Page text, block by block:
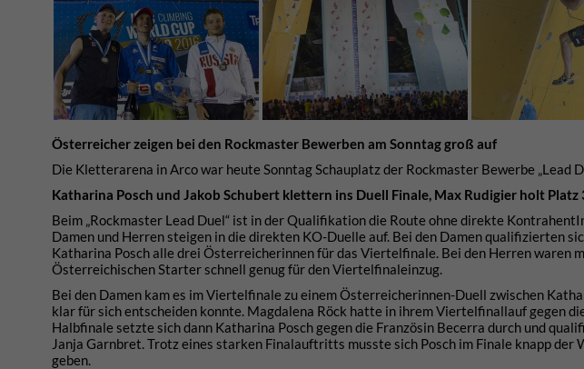
Österreicher zeigen bei den Rockmaster Bewerben am Sonntag groß auf
Die Kletterarena in Arco war heute Sonntag Schauplatz der Rockmaster Bewerbe „Lead
Katharina Posch und Jakob Schubert klettern ins Duell Finale, Max Rudigier holt Platz
Beim „Rockmaster Lead Duel“ ist in der Qualifikation die Route ohne direkte
Damen und Herren steigen in die direkten KO-Duelle auf. Bei den Damen qualifizierten
Katharina Posch alle drei Österreicherinnen für das Viertelfinale. Bei den Herren waren
Österreichischen Starter schnell genug für den Viertelfinaleinzug.
Bei den Damen kam es im Viertelfinale zu einem Österreicherinnen-Duell zwischen
klar für sich entscheiden konnte. Magdalena Röck hatte in ihrem Viertelfinallauf gegen
Halbfinale setzte sich dann Katharina Posch gegen die Französin Becerra durch und
Janja Garnbret. Trotz eines starken Finalauftritts musste sich Posch im Finale knapp der
geben.